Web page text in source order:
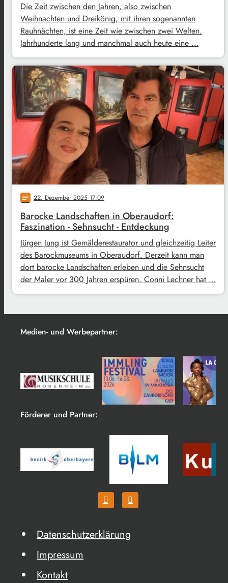
Die Zeit zwischen den Jahren, also zwischen
Weihnachten und Dreikönig, mit ihren sogenannten
Rauhnächten, ist eine Zeit wie zwischen zwei Welten.
Jahrhunderte lang und manchmal auch heute eine …
notes 22. Dezember 2025 17:09
Barocke Landschaften in Oberaudorf:
Faszination - Sehnsucht - Entdeckung
Jürgen Jung ist Gemälderestaurator und gleichzeitig Leiter
des Barockmuseums in Oberaudorf. Derzeit kann man
dort barocke Landschaften erleben und die Sehnsucht
der Maler vor 300 Jahren erspüren. Conni Lechner hat …
Medien- und Werbepartner:
Förderer und Partner:
Datenschutzerklärung
Impressum
Kontakt